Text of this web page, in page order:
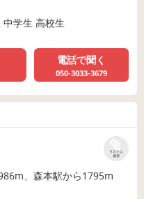
学生 高校生
電話で聞く
050-3033-3679
リストに
保存
、森本駅から1795m